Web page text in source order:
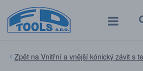
Vnitřní a vnější kónický závit s